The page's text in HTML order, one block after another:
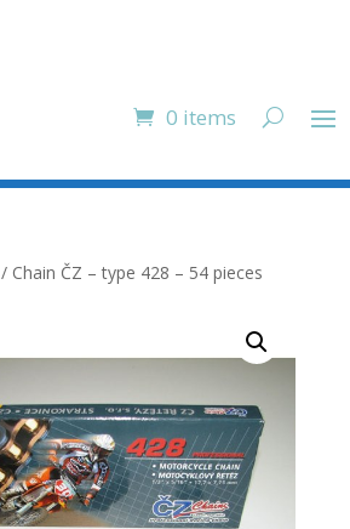
0 items
/ Chain ČZ – type 428 – 54 pieces